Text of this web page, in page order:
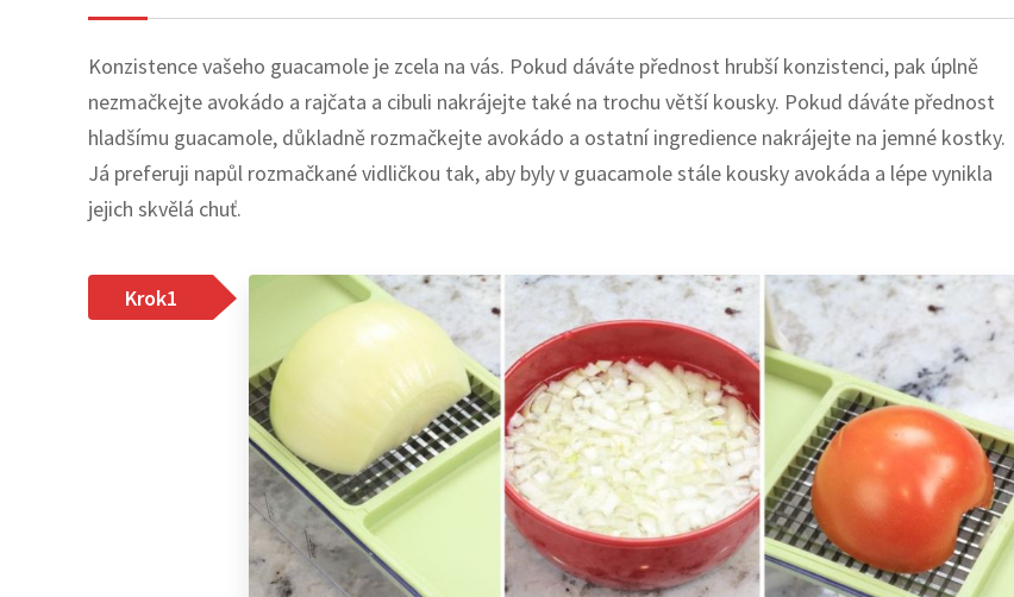
Konzistence vašeho guacamole je zcela na vás. Pokud dáváte přednost hrubší konzistenci, pak úplně
nezmačkejte avokádo a rajčata a cibuli nakrájejte také na trochu větší kousky. Pokud dáváte přednost
hladšímu guacamole, důkladně rozmačkejte avokádo a ostatní ingredience nakrájejte na jemné kostky.
Já preferuji napůl rozmačkané vidličkou tak, aby byly v guacamole stále kousky avokáda a lépe vynikla
jejich skvělá chuť.
Krok1